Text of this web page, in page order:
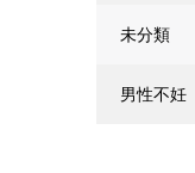
未分類
男性不妊